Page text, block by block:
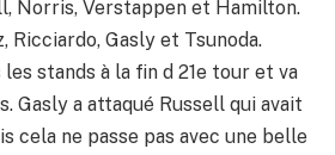
Norris, Verstappen et Hamilton.
Ricciardo, Gasly et Tsunoda.
stands à la fin d 21e tour et va
Gasly a attaqué Russell qui avait
cela ne passe pas avec une belle